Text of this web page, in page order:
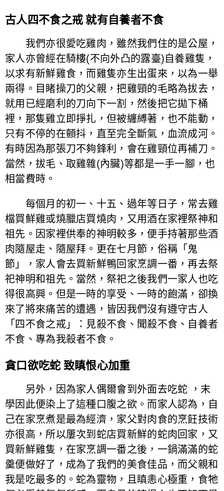
古人四不食之戒 就有自養者不食
我們亦很愛吃雞肉，雖然我們住的是公屋，
家人亦曾經在騎樓(不向外凸的露臺)自養雞隻，
以求有新鮮雞食，而雞隻亦生出蛋來，以為一舉
兩得。目睹操刀的父親，把雞頸的毛略為拔去，
就用已經磨利的刀向下一割，然後把它拋下桶
裡，那隻雞立即掙扎，但被纏縛著，也不能動，
只有不停的在顫抖，直至完全斷氣，血流成河。
有時因為那張刀不夠鋒利，會在雞頸位再補刀。
當然，拔毛、取雞雜(內臟)等都是一手一腳，也
相當費時。
每個月的初一、十五、過年等日子，常去雞
檔買鮮雞或燒臘店買燒肉，又用酒在家裡祭神和
祖先。因家裡供奉的神明較多，便手持著那些酒
肉隨屋走、隨屋拜。更在七月節，俗稱「鬼
節」，家人會去買新鮮鴨回家烹調一番，再去祭
祀神明和祖先。當然，祭祀之後我們一家人也吃
得很高興。但是一時的享受、一時的飽滿，卻換
來了將來痛苦的遭遇，皆因我們沒有遵守古人
「四不食之戒」：見殺不食、聞殺不食、自養者
不食、專為我殺者不食。
貪口欲吃蛇 致瞋恨心加重
另外，因為家人偶爾會到外面去吃蛇 ，末
學因此便染上了這種口腹之欲。而家人認為，自
己在家烹煮是最為經濟，家父對肉食的烹飪技術
亦很高，所以屢次到蛇店買新鮮的蛇肉回家，又
買新鮮雞隻，在家烹調一番之後，一鍋滿滿的蛇
羹便做好了，成為了我們的美食佳品，而父親和
我是吃最多的。蛇為靈物，且瞋恚心極重，食牠